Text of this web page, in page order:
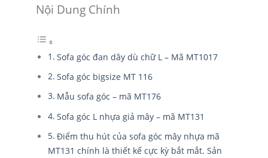
Nội Dung Chính
Sofa góc đan dây dù chữ L – Mã MT1017
Sofa góc bigsize MT 116
Mẫu sofa góc – mã MT176
Sofa góc L nhựa giả mây – mã MT131
Điểm thu hút của sofa góc mây nhựa mã
MT131 chính là thiết kế cực kỳ bắt mắt. Sản